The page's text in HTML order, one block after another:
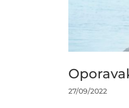
27/09/2022